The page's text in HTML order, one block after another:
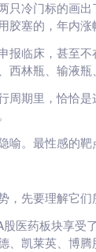
只冷门标的画
胶塞的，年内
报临床，甚至
西林瓶、输液
周期里，恰恰
喻。最性感的
，先要理解它们
医药板块享受
、凯莱英、博